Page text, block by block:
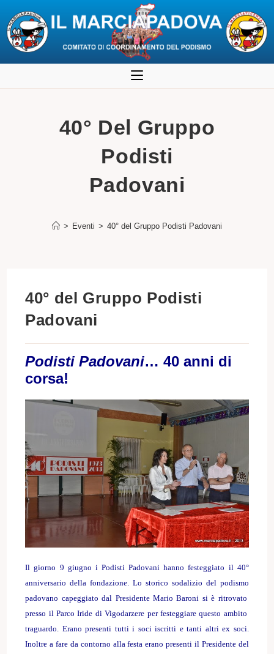
al
40° Del Gruppo
Podisti
Padovani
> Eventi > 40° del Gruppo Podisti Padovani
40° del Gruppo Podisti
Padovani
Podisti Padovani… 40 anni di
corsa!
Il giorno 9 giugno i Podisti Padovani hanno festeggiato il 40°
anniversario della fondazione. Lo storico sodalizio del podismo
padovano capeggiato dal Presidente Mario Baroni si è ritrovato
presso il Parco Iride di Vigodarzere per festeggiare questo ambito
traguardo. Erano presenti tutti i soci iscritti e tanti altri ex soci.
Inoltre a fare da contorno alla festa erano presenti il Presidente del